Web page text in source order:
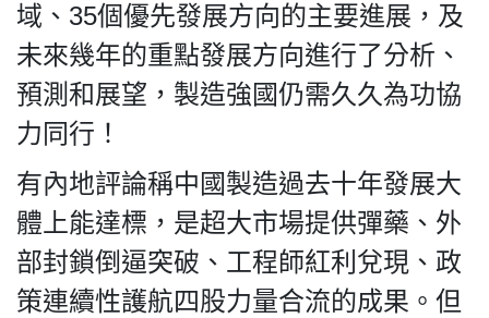
域、35個優先發展方向的主要進展，及
未來幾年的重點發展方向進行了分析、
預測和展望，製造強國仍需久久為功協
力同行！
有內地評論稱中國製造過去十年發展大
體上能達標，是超大市場提供彈藥、外
部封鎖倒逼突破、工程師紅利兌現、政
策連續性護航四股力量合流的成果。但